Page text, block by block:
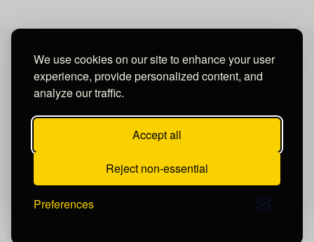
We use cookies on our site to enhance your user
experience, provide personalized content, and
analyze our traffic.
Accept all
Reject non-essential
Preferences
David Raudales Publishing LLC
Salvador.